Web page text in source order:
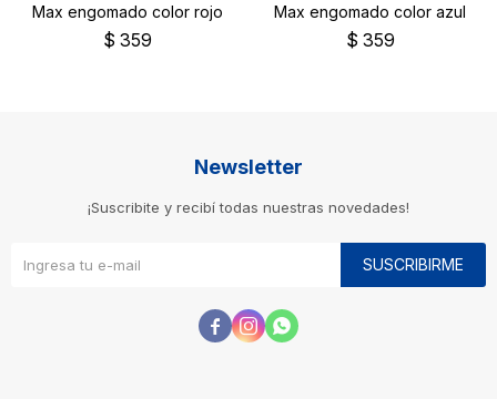
Max engomado color rojo
$ 359
Max engomado color azul
$ 359
Newsletter
¡Suscribite y recibí todas nuestras novedades!
SUSCRIBIRME
  